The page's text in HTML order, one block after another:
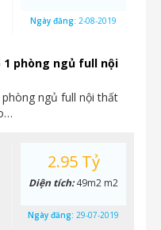
1 phòng ngủ full nội
ngủ full nội thất
Ngày đăng: 2-08-2019
2.95 Tỷ
Diện tích:49m2 m2
Ngày đăng: 29-07-2019